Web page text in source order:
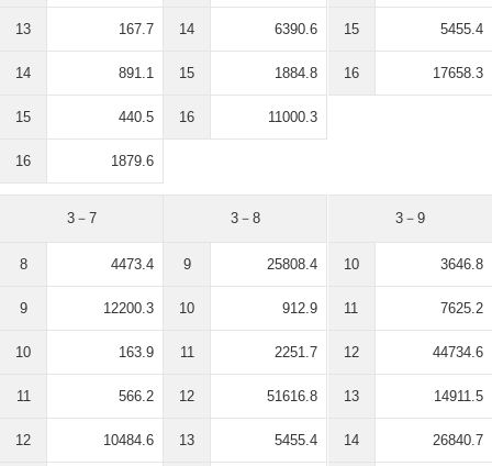
13 167.7
14 891.1
15 440.5
16 1879.6
14 6390.6
15 1884.8
16 11000.3
15 5455.4
16 17658.3
3－7
8 4473.4
9 12200.3
10 163.9
11 566.2
12 10484.6
3－8
9 25808.4
10 912.9
11 2251.7
12 51616.8
13 5455.4
3－9
10 3646.8
11 7625.2
12 44734.6
13 14911.5
14 26840.7